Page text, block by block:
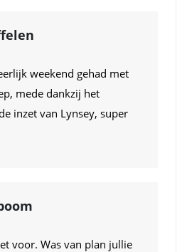
weekend gehad met
mede dankzij het
inzet van Lynsey, super
voor. Was van plan jullie